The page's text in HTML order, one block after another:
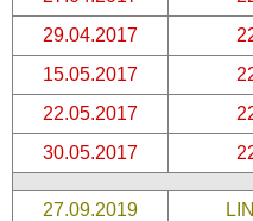
29.04.2017
15.05.2017
22.05.2017
30.05.2017
27.09.2019